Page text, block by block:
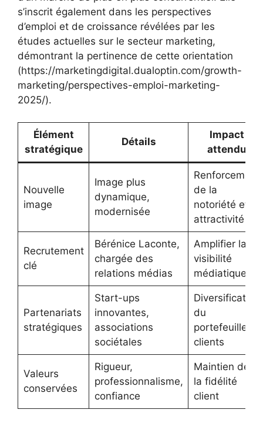
s’inscrit également dans les perspectives
d’emploi et de croissance révélées par les
études actuelles sur le secteur marketing,
démontrant la pertinence de cette orientation
(https://marketingdigital.dualoptin.com/growth-
marketing/perspectives-emploi-marketing-
2025/).
Élément
stratégique
Détails
Impact
attendu
Nouvelle
image
Image plus
dynamique,
modernisée
Renforcement
de la
notoriété et
attractivité
Recrutement
clé
Bérénice Laconte,
chargée des
relations médias
Amplifier la
visibilité
médiatique
Partenariats
stratégiques
Start-ups
innovantes,
associations
sociétales
Diversification
du
portefeuille
clients
Valeurs
conservées
Rigueur,
professionnalisme,
confiance
Maintien de
la fidélité
client